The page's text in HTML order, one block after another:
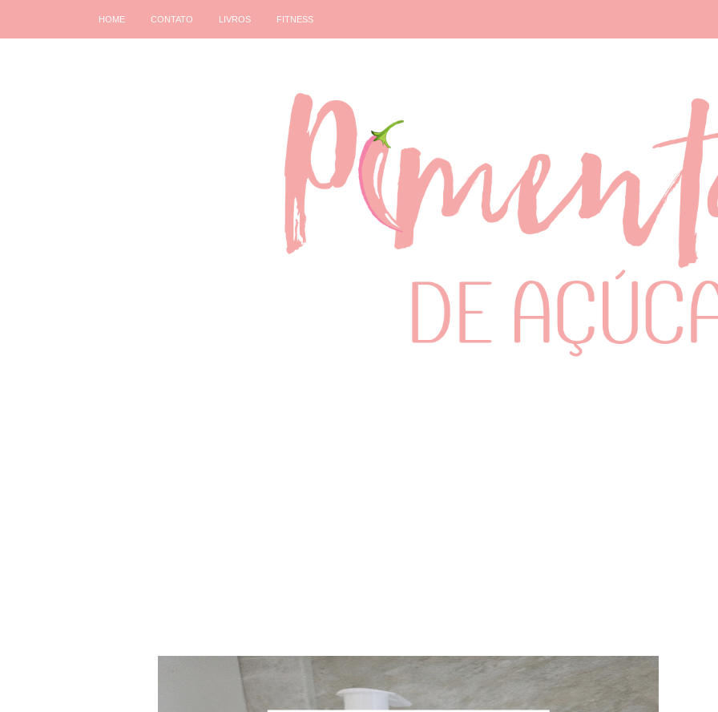
HOME CONTATO LIVROS FITNESS